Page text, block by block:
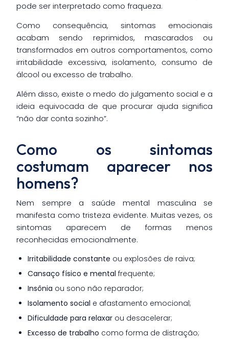
pode ser interpretado como fraqueza.
Como consequência, sintomas emocionais
acabam sendo reprimidos, mascarados ou
transformados em outros comportamentos, como
irritabilidade excessiva, isolamento, consumo de
álcool ou excesso de trabalho.
Além disso, existe o medo do julgamento social e a
ideia equivocada de que procurar ajuda significa
“não dar conta sozinho”.
Como os sintomas
costumam aparecer nos
homens?
Nem sempre a saúde mental masculina se
manifesta como tristeza evidente. Muitas vezes, os
sintomas aparecem de formas menos
reconhecidas emocionalmente.
Irritabilidade constante ou explosões de raiva;
Cansaço físico e mental frequente;
Insônia ou sono não reparador;
Isolamento social e afastamento emocional;
Dificuldade para relaxar ou desacelerar;
Excesso de trabalho como forma de distração;